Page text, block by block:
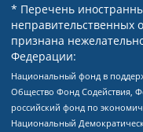
* Перечень
неправительственных
признана
Федерации:
Национальный фонд в
Общество Фонд Содействия,
российский фонд по
Национальный